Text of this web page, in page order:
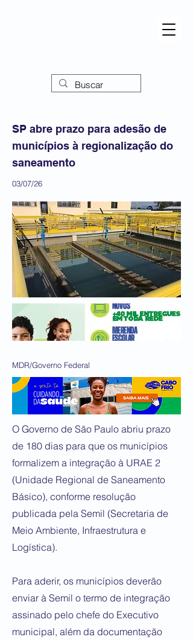
SP abre prazo para adesão de
municípios à regionalização do
saneamento
03/07/26
MDR/Governo Federal
O Governo de São Paulo abriu prazo
de 180 dias para que os municípios
formalizem a integração à URAE 2
(Unidade Regional de Saneamento
Básico), conforme resolução
publicada pela Semil (Secretaria de
Meio Ambiente, Infraestrutura e
Logística).
Para aderir, os municípios deverão
enviar à Semil o termo de integração
assinado pelo chefe do Executivo
municipal, além da documentação